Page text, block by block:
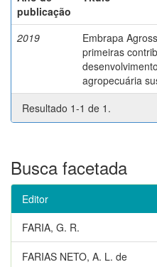
publicação
2019
Embrapa
primeiras
agropecuária
Resultado 1-1 de 1.
Busca facetada
Editor
FARIA, G. R.
FARIAS NETO, A. L. de